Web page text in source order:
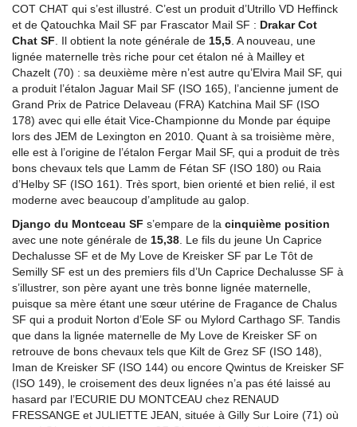
COT CHAT qui s’est illustré. C’est un produit d’Utrillo VD Heffinck
et de Qatouchka Mail SF par Frascator Mail SF : Drakar Cot
Chat SF . Il obtient la note générale de 15,5 . A nouveau, une
lignée maternelle très riche pour cet étalon né à Mailley et
Chazelt (70) : sa deuxième mère n’est autre qu’Elvira Mail SF, qui
a produit l’étalon Jaguar Mail SF (ISO 165), l’ancienne jument de
Grand Prix de Patrice Delaveau (FRA) Katchina Mail SF (ISO
178) avec qui elle était Vice-Championne du Monde par équipe
lors des JEM de Lexington en 2010. Quant à sa troisième mère,
elle est à l’origine de l’étalon Fergar Mail SF, qui a produit de très
bons chevaux tels que Lamm de Fétan SF (ISO 180) ou Raia
d’Helby SF (ISO 161). Très sport, bien orienté et bien relié, il est
moderne avec beaucoup d’amplitude au galop.
Django du Montceau SF s’empare de la cinquième position
avec une note générale de 15,38 . Le fils du jeune Un Caprice
Dechalusse SF et de My Love de Kreisker SF par Le Tôt de
Semilly SF est un des premiers fils d’Un Caprice Dechalusse SF à
s’illustrer, son père ayant une très bonne lignée maternelle,
puisque sa mère étant une sœur utérine de Fragance de Chalus
SF qui a produit Norton d’Eole SF ou Mylord Carthago SF. Tandis
que dans la lignée maternelle de My Love de Kreisker SF on
retrouve de bons chevaux tels que Kilt de Grez SF (ISO 148),
Iman de Kreisker SF (ISO 144) ou encore Qwintus de Kreisker SF
(ISO 149), le croisement des deux lignées n’a pas été laissé au
hasard par l’ECURIE DU MONTCEAU chez RENAUD
FRESSANGE et JULIETTE JEAN, située à Gilly Sur Loire (71) où